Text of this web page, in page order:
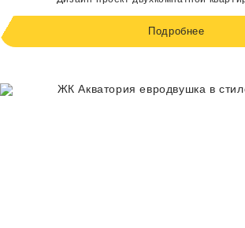
Подробнее